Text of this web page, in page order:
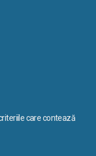
care contează